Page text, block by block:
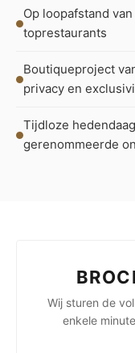
Op loopafstand
toprestaurants
Boutique­project
privacy en
Tijdloze
gerenommeerde
Wij sturen de
enkele